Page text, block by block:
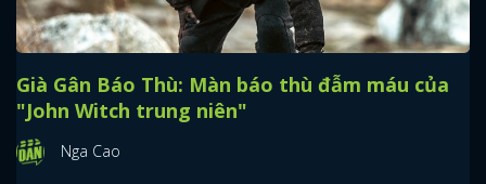
Già Gân Báo Thù: Màn báo thù đẫm máu của
"John Witch trung niên"
Nga Cao